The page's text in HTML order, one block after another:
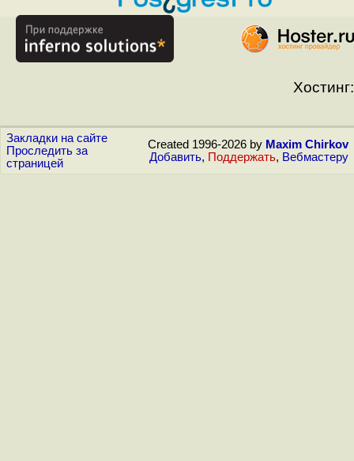
Хостинг:
Закладки на сайте
Проследить за
страницей
Created 1996-2026 by Maxim Chirkov
Добавить, Поддержать, Вебмастеру